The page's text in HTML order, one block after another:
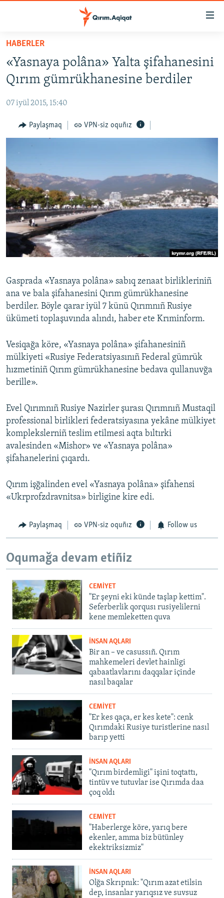
Esas
qaytmaq
Baş
navigatsiyağa
qaytmaq
qaytmaq
İQTİSADİYAT
CEMİYET
MEDENİYET
SÜRET
BLOGLAR
FİKİR
Русский
Українською
QOŞULIÑIZ!
HABERLER
«Yasnaya polâna» Yalta şifahanesini
Qırım gümrükhanesine berdiler
07 iyül 2015, 15:40
Paylaşmaq VPN-siz oquñız
Gasprada «Yasnaya polâna» sabıq zenaat birlikleriniñ
ana ve bala şifahanesini Qırım gümrükhanesine
berdiler. Böyle qarar iyül 7 künü Qırımnıñ Rusiye
ükümeti toplaşuvında alındı, haber ete Krıminform.
Vesiqağa köre, «Yasnaya polâna» şifahanesiniñ
mülkiyeti «Rusiye Federatsiyasınıñ Federal gümrük
hızmetiniñ Qırım gümrükhanesine bedava qullanuvğa
berille».
Evel Qırımnıñ Rusiye Nazirler şurası Qırımnıñ Mustaqil
professional birlikleri federatsiyasına yekâne mülkiyet
komplekslerniñ teslim etilmesi aqta bıltırki
avalesinden «Mishor» ve «Yasnaya polâna»
şifahanelerini çıqardı.
Qırım işğalinden evel «Yasnaya polâna» şifahensi
«Ukrprofzdravnitsa» birligine kire edi.
Paylaşmaq VPN-siz oquñız Follow us
Oqumağa devam etiñiz
CEMİYET
"Er şeyni eki künde taşlap kettim".
Seferberlik qorqusı rusiyelilerni
kene memleketten quva
İNSAN AQLARI
Bir an – ve casussıñ. Qırım
mahkemeleri devlet hainligi
qabaatlavlarını daqqalar içinde
nasıl baqalar
CEMİYET
"Er kes qaça, er kes kete": cenk
Qırımdaki Rusiye turistlerine nasıl
barıp yetti
İNSAN AQLARI
"Qırım birdemligi" işini toqtattı,
tintüv ve tutuvlar ise Qırımda daa
çoq oldı
CEMİYET
"Haberlerge köre, yarıq bere
ekenler, amma biz bütünley
ekektriksizmiz"
İNSAN AQLARI
Olğa Skrıpnık: "Qırım azat etilsin
dep, insanlar yarıqsız ve suvsuz